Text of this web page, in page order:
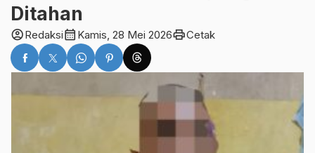
Ditahan
account_circleRedaksicalendar_month Kamis, 28 Mei 2026printCetak